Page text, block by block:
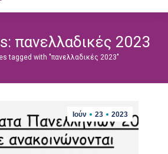
πανελλαδικές 2023
tagged with "πανελλαδικές 2023"
Ιούν 23 2023